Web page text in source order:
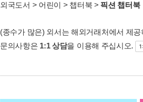
외국도서 > 어린이 > 챕터북 > 픽션 챕터북
(종수가 많은) 외서는 해외거래처에서 제
문의사항은 1:1 상담을 이용해 주십시오.